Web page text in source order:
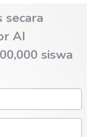
secara
AI
siswa